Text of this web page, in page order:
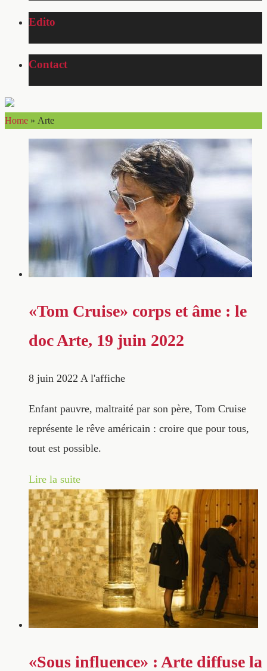
Edito
Contact
Home » Arte
«Tom Cruise» corps et âme : le
doc Arte, 19 juin 2022
8 juin 2022 A l'affiche
Enfant pauvre, maltraité par son père, Tom Cruise
représente le rêve américain : croire que pour tous,
tout est possible.
Lire la suite
«Sous influence» : Arte diffuse la